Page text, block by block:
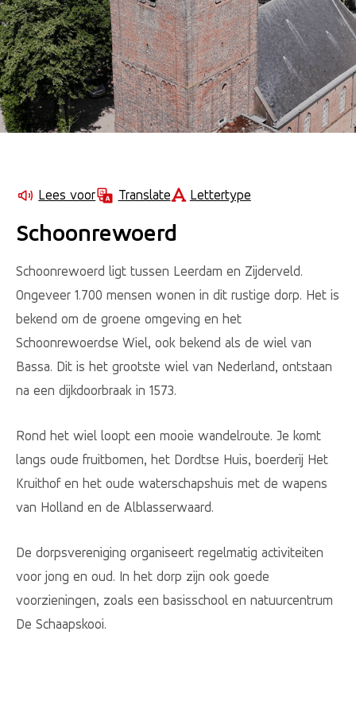
Lees voor Translate Lettertype
Schoonrewoerd
Schoonrewoerd ligt tussen Leerdam en Zijderveld.
Ongeveer 1.700 mensen wonen in dit rustige dorp. Het is
bekend om de groene omgeving en het
Schoonrewoerdse Wiel, ook bekend als de wiel van
Bassa. Dit is het grootste wiel van Nederland, ontstaan
na een dijkdoorbraak in 1573.
Rond het wiel loopt een mooie wandelroute. Je komt
langs oude fruitbomen, het Dordtse Huis, boerderij Het
Kruithof en het oude waterschapshuis met de wapens
van Holland en de Alblasserwaard.
De dorpsvereniging organiseert regelmatig activiteiten
voor jong en oud. In het dorp zijn ook goede
voorzieningen, zoals een basisschool en natuurcentrum
De Schaapskooi.